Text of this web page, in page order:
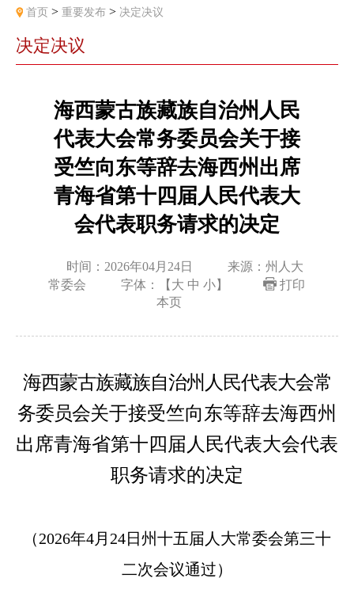
首页 > 重要发布 > 决定决议
决定决议
海西蒙古族藏族自治州人民
代表大会常务委员会关于接
受竺向东等辞去海西州出席
青海省第十四届人民代表大
会代表职务请求的决定
时间：2026年04月24日
来源：州人大
常委会
字体：【 大 中 小】
打印
本页
海西蒙古族藏族自治州人民代表大会常
务委员会关于接受竺向东等辞去海西州
出席青海省第十四届人民代表大会代表
职务请求的决定
（2026年4月 24日州十五届人大常委会第三十
二次会议通过）